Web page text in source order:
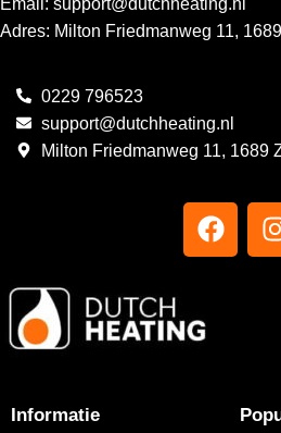
Email: support@dutchheating.nl
Adres: Milton Friedmanweg 11,
0229 796523
support@dutchheating.nl
Milton Friedmanweg 11, 1689
Informatie